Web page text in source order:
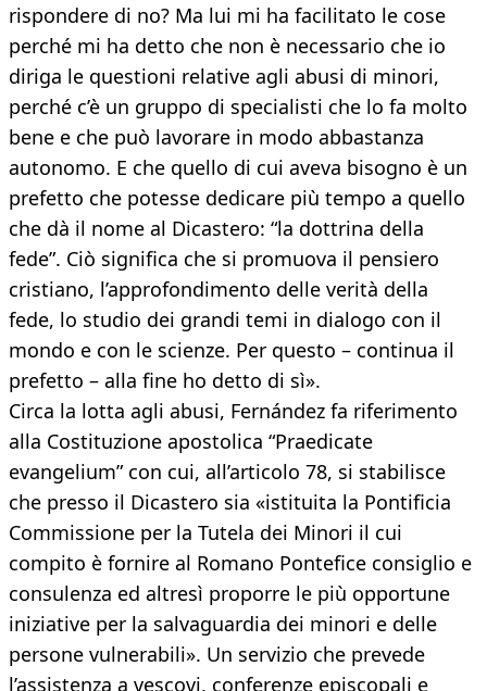
rispondere di no? Ma lui mi ha facilitato le cose
perché mi ha detto che non è necessario che io
diriga le questioni relative agli abusi di minori,
perché c’è un gruppo di specialisti che lo fa molto
bene e che può lavorare in modo abbastanza
autonomo. E che quello di cui aveva bisogno è un
prefetto che potesse dedicare più tempo a quello
che dà il nome al Dicastero: “la dottrina della
fede”. Ciò significa che si promuova il pensiero
cristiano, l’approfondimento delle verità della
fede, lo studio dei grandi temi in dialogo con il
mondo e con le scienze. Per questo – continua il
prefetto – alla fine ho detto di sì».
Circa la lotta agli abusi, Fernández fa riferimento
alla Costituzione apostolica “Praedicate
evangelium” con cui, all’articolo 78, si stabilisce
che presso il Dicastero sia «istituita la Pontificia
Commissione per la Tutela dei Minori il cui
compito è fornire al Romano Pontefice consiglio e
consulenza ed altresì proporre le più opportune
iniziative per la salvaguardia dei minori e delle
persone vulnerabili». Un servizio che prevede
l’assistenza a vescovi, conferenze episcopali e